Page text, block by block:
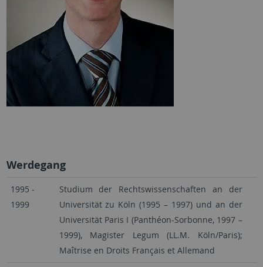
Werdegang
1995 -
1999
Studium der Rechtswissenschaften an der
Universität zu Köln (1995 – 1997) und an der
Universität Paris I (Panthéon-Sorbonne, 1997 –
1999), Magister Legum (LL.M. Köln/Paris);
Maîtrise en Droits Français et Allemand